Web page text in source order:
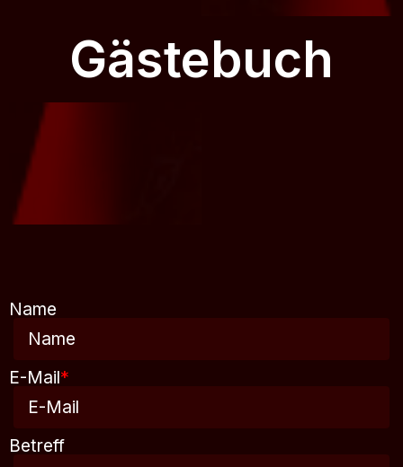
Gästebuch
Name
E-Mail*
Betreff